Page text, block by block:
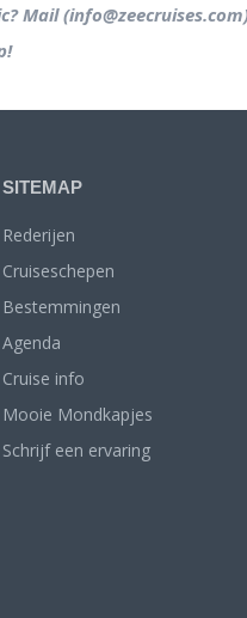
Mail
SITEMAP
Rederijen
Cruiseschepen
Bestemmingen
Agenda
Cruise info
Mooie Mondkapjes
Schrijf een ervaring